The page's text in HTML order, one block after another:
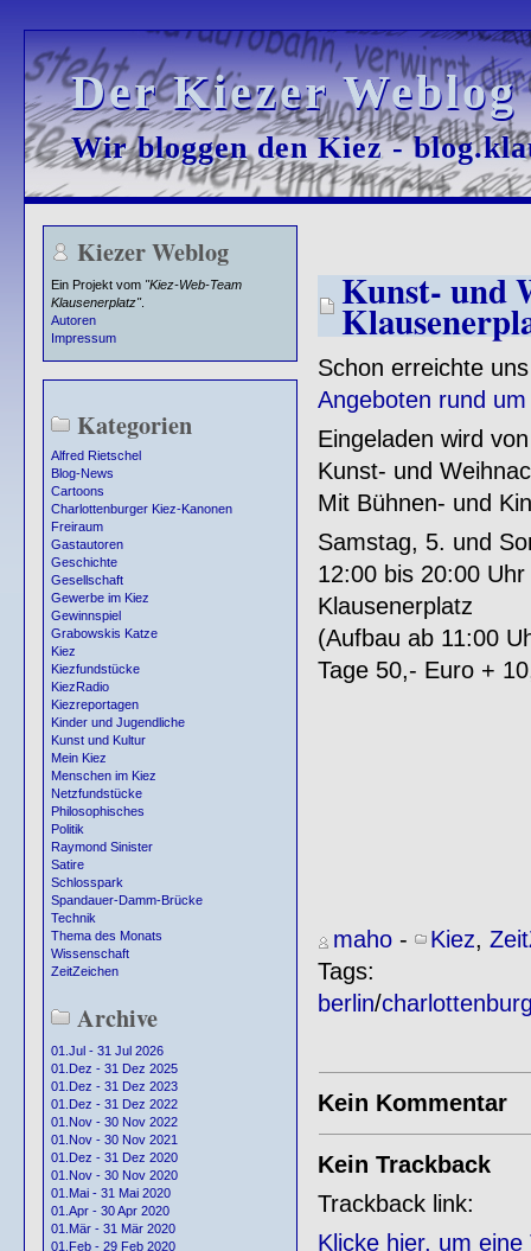
Der Kiezer
Der Kiezer
Wir bloggen den Kiez -
Wir bloggen den Kiez -
Kiezer Weblog
Ein Projekt vom "Kiez-Web-Team
Klausenerplatz".
Autoren
Impressum
Kategorien
Alfred Rietschel
Blog-News
Cartoons
Charlottenburger Kiez-Kanonen
Freiraum
Gastautoren
Geschichte
Gesellschaft
Gewerbe im Kiez
Gewinnspiel
Grabowskis Katze
Kiez
Kiezfundstücke
KiezRadio
Kiezreportagen
Kinder und Jugendliche
Kunst und Kultur
Mein Kiez
Menschen im Kiez
Netzfundstücke
Philosophisches
Politik
Raymond Sinister
Satire
Schlosspark
Spandauer-Damm-Brücke
Technik
Thema des Monats
Wissenschaft
ZeitZeichen
Archive
01.Jul - 31 Jul 2026
01.Dez - 31 Dez 2025
01.Dez - 31 Dez 2023
01.Dez - 31 Dez 2022
01.Nov - 30 Nov 2022
01.Nov - 30 Nov 2021
01.Dez - 31 Dez 2020
01.Nov - 30 Nov 2020
01.Mai - 31 Mai 2020
01.Apr - 30 Apr 2020
01.Mär - 31 Mär 2020
01.Feb - 29 Feb 2020
Kunst- und
Schon erreichte
Angeboten rund
Eingeladen wird
Kunst- und
Mit Bühnen- und
Samstag, 5. und
12:00 bis 20:00 Uhr
Klausenerplatz
(Aufbau ab 11:00
Tage 50,- Euro +
maho- Kiez,
Tags:
berlin/
Kein Kommentar
Kein Trackback
Trackback link:
Klicke hier, um